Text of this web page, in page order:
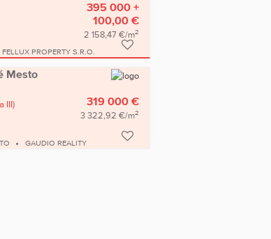
395 000 +
100,00 €
2 158,47 €/m2
FELLUX PROPERTY S.R.O.
Mesto
III)
319 000 €
3 322,92 €/m2
GAUDIO REALITY